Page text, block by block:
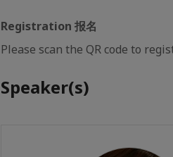
Registration 报名
Please scan the QR code to
Speaker(s)